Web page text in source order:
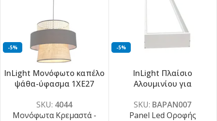
-5%
InLight Μονόφωτο καπέλο
ψάθα-ύφασμα 1XE27
SKU: 4044
Μονόφωτα Κρεμαστά -
-5%
InLight Πλαίσιο
Αλουμινίου για
Panel D:120cmX30cm
(BAPAN007)
SKU: BAPAN007
Panel Led Οροφής